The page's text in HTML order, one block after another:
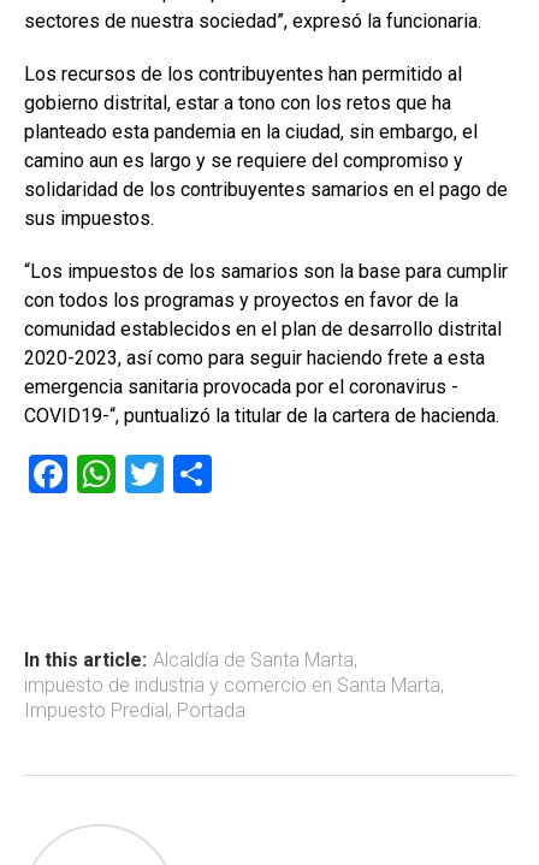
sectores de nuestra sociedad”, expresó la funcionaria.
Los recursos de los contribuyentes han permitido al
gobierno distrital, estar a tono con los retos que ha
planteado esta pandemia en la ciudad, sin embargo, el
camino aun es largo y se requiere del compromiso y
solidaridad de los contribuyentes samarios en el pago de
sus impuestos.
“Los impuestos de los samarios son la base para cumplir
con todos los programas y proyectos en favor de la
comunidad establecidos en el plan de desarrollo distrital
2020-2023, así como para seguir haciendo frete a esta
emergencia sanitaria provocada por el coronavirus -
COVID19-“, puntualizó la titular de la cartera de hacienda.
F
ok
W
p
p
T
tir
In this article: Alcaldía de Santa Marta,
impuesto de industria y comercio en Santa Marta,
Impuesto Predial , Portada